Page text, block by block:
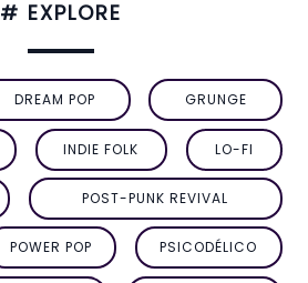
# EXPLORE
DREAM POP GRUNGE
INDIE FOLK LO-FI
POST-PUNK REVIVAL
POWER POP PSICODÉLICO